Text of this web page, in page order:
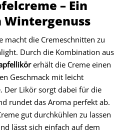
– Ein
Wintergenuss
macht die Cremeschnitten zu
Durch die Kombination aus
erhält die Creme einen
Geschmack mit leicht
Der Likör sorgt dabei für die
rundet das Aroma perfekt ab.
gut durchkühlen zu lassen
lässt sich einfach auf dem